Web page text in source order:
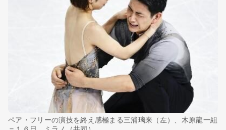
ペア・フリーの演技を終え感極まる三浦璃来（左）、木原龍一組